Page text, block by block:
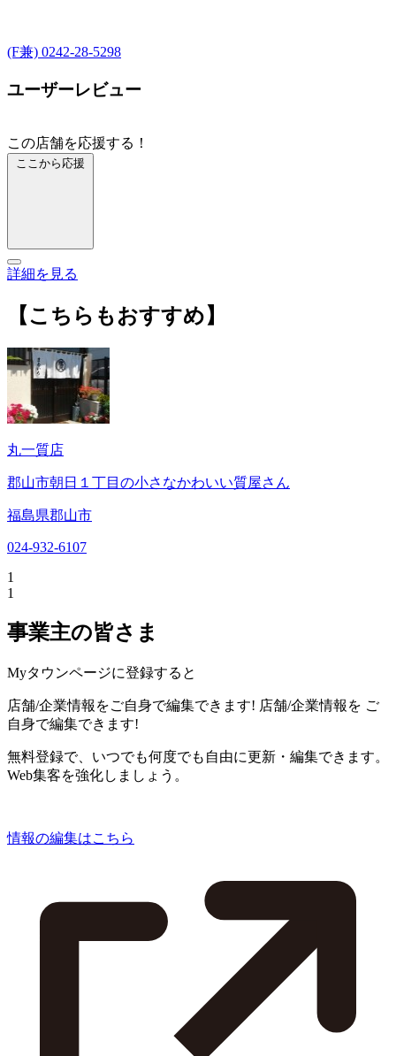
(F兼) 0242-28-5298
ユーザーレビュー
この店舗を応援する！
ここから応援
詳細を見る
【こちらもおすすめ】
丸一質店
郡山市朝日１丁目の小さなかわいい質屋さん
福島県郡山市
024-932-6107
1
1
事業主の皆さま
Myタウンページに登録すると
店舗/企業情報をご自身で編集できます! 店舗/企業情報を ご
自身で編集できます!
無料登録で、いつでも何度でも自由に更新・編集できます。
Web集客を強化しましょう。
情報の編集はこちら